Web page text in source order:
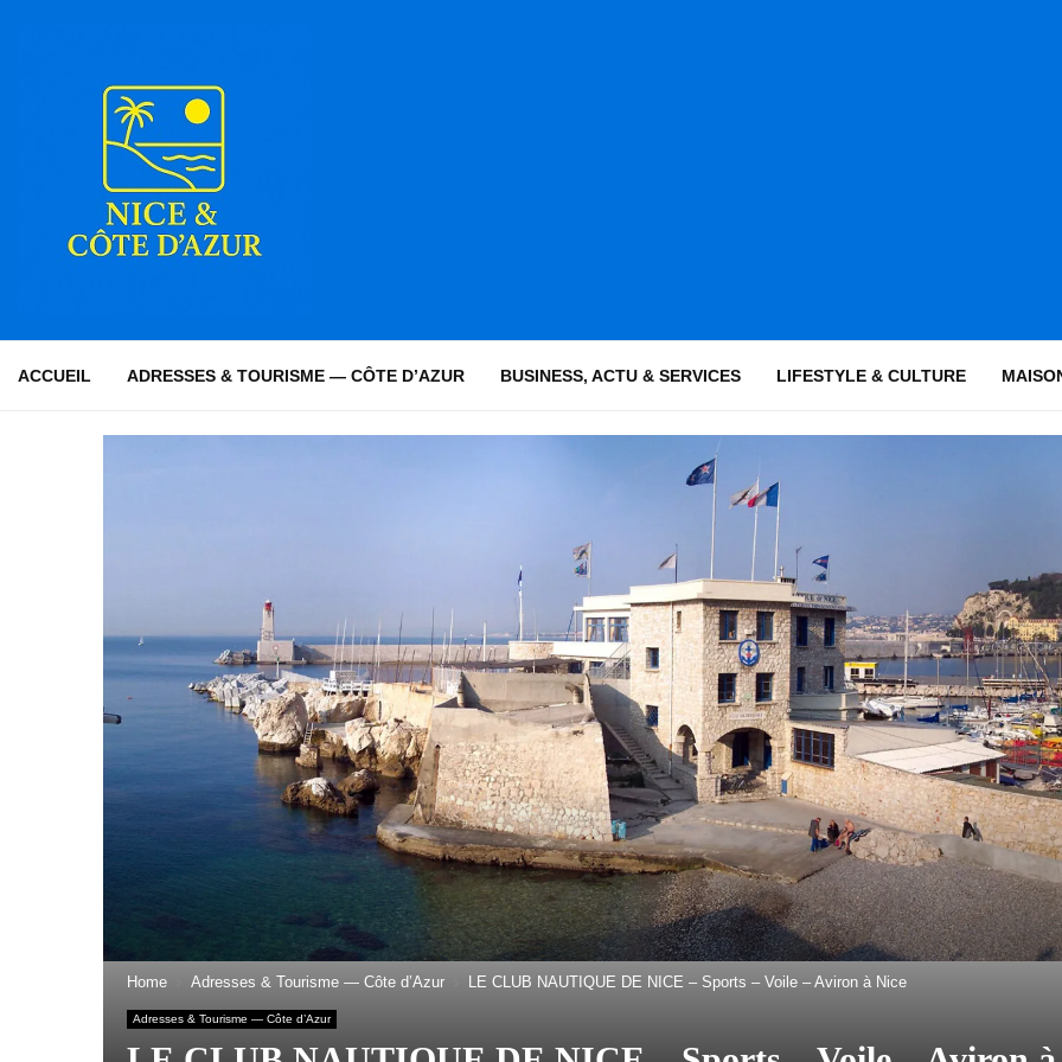
ACCUEIL ADRESSES & TOURISME — CÔTE D’AZUR BUSINESS, ACTU & SERVICES LIFESTYLE & CULTURE
Home Adresses & Tourisme — Côte d’Azur LE CLUB NAUTIQUE DE NICE – Sports – Voile – Aviron à Nice
Adresses & Tourisme — Côte d’Azur